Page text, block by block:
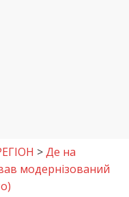
>Де на
модернізований